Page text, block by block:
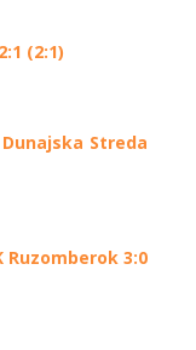
(2:1)
Dunajska Streda
Ruzomberok 3:0